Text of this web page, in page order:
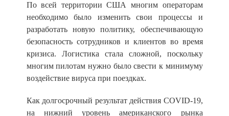
По всей территории США многим операторам
необходимо было изменить свои процессы и
разработать новую политику, обеспечивающую
безопасность сотрудников и клиентов во время
кризиса. Логистика стала сложной, поскольку
многим пилотам нужно было свести к минимуму
воздействие вируса при поездках.
Как долгосрочный результат действия COVID-19,
на нижний уровень американского рынка